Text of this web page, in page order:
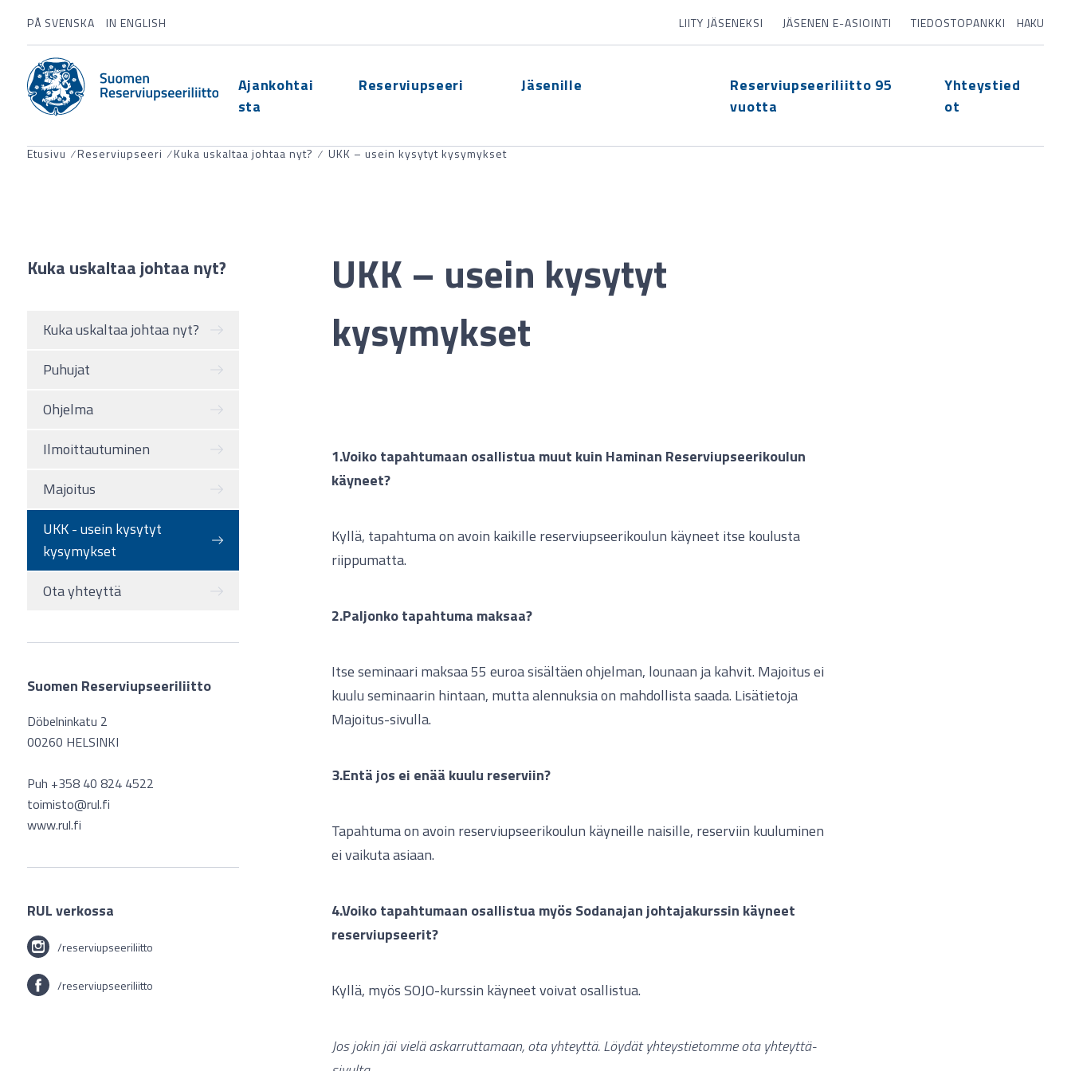
PÅ SVENSKA IN ENGLISH LIITY JÄSENEKSI JÄSENEN E-ASIOINTI TIEDOSTOPANKKI HAKU
Ajankohtai
sta
Reserviupseeri Jäsenille
Reserviupseeriliitto 95
vuotta
Yhteystied
ot
Etusivu ⁄Reserviupseeri ⁄Kuka uskaltaa johtaa nyt? ⁄ UKK – usein kysytyt kysymykset
Kuka uskaltaa johtaa nyt?
Kuka uskaltaa johtaa nyt?
Puhujat
Ohjelma
Ilmoittautuminen
Majoitus
UKK - usein kysytyt
kysymykset
Ota yhteyttä
Suomen Reserviupseeriliitto
Döbelninkatu 2
00260 HELSINKI
Puh +358 40 824 4522
toimisto@rul.fi
www.rul.fi
RUL verkossa
/reserviupseeriliitto
/reserviupseeriliitto
UKK – usein kysytyt
kysymykset
1.Voiko tapahtumaan osallistua muut kuin Haminan Reserviupseerikoulun
käyneet?
Kyllä, tapahtuma on avoin kaikille reserviupseerikoulun käyneet itse koulusta
riippumatta.
2.Paljonko tapahtuma maksaa?
Itse seminaari maksaa 55 euroa sisältäen ohjelman, lounaan ja kahvit. Majoitus ei
kuulu seminaarin hintaan, mutta alennuksia on mahdollista saada. Lisätietoja
Majoitus-sivulla.
3.Entä jos ei enää kuulu reserviin?
Tapahtuma on avoin reserviupseerikoulun käyneille naisille, reserviin kuuluminen
ei vaikuta asiaan.
4.Voiko tapahtumaan osallistua myös Sodanajan johtajakurssin käyneet
reserviupseerit?
Kyllä, myös SOJO-kurssin käyneet voivat osallistua.
Jos jokin jäi vielä askarruttamaan, ota yhteyttä. Löydät yhteystietomme ota yhteyttä-